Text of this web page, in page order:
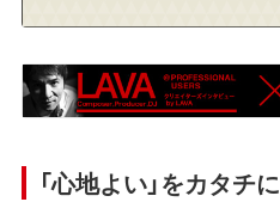
「心地よい」をカタチに